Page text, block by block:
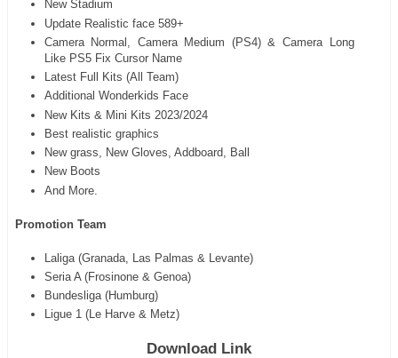
New Stadium
Update Realistic face 589+
Camera Normal, Camera Medium (PS4) & Camera Long
Like PS5 Fix Cursor Name
Latest Full Kits (All Team)
Additional Wonderkids Face
New Kits & Mini Kits 2023/2024
Best realistic graphics
New grass, New Gloves, Addboard, Ball
New Boots
And More.
Promotion Team
Laliga (Granada, Las Palmas & Levante)
Seria A (Frosinone & Genoa)
Bundesliga (Humburg)
Ligue 1 (Le Harve & Metz)
Download Link